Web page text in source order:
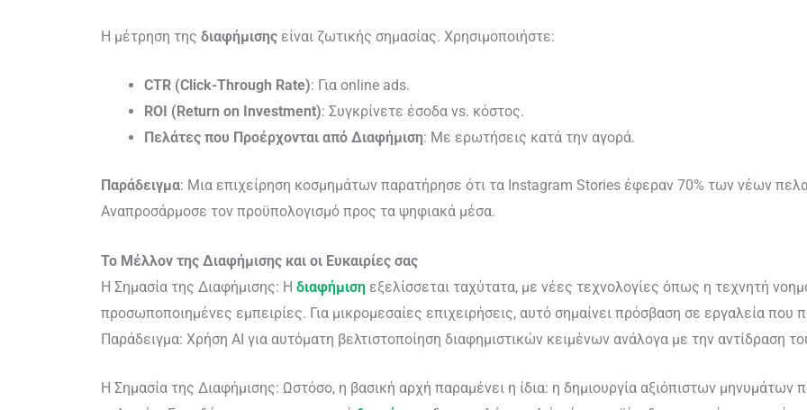
Η μέτρηση της διαφήμισης είναι ζωτικής σημασίας. Χρησιμοποιήστε:
CTR (Click-Through Rate): Για online ads.
ROI (Return on Investment): Συγκρίνετε έσοδα vs. κόστος.
Πελάτες που Προέρχονται από Διαφήμιση: Με ερωτήσεις κατά την αγορά.
Παράδειγμα: Μια επιχείρηση κοσμημάτων παρατήρησε ότι τα Instagram Stories έφεραν 70% των νέων
Αναπροσάρμοσε τον προϋπολογισμό προς τα ψηφιακά μέσα.
Το Μέλλον της Διαφήμισης και οι Ευκαιρίες σας
Η Σημασία της Διαφήμισης: Η διαφήμιση εξελίσσεται ταχύτατα, με νέες τεχνολογίες όπως η τεχνητή
προσωποποιημένες εμπειρίες. Για μικρομεσαίες επιχειρήσεις, αυτό σημαίνει πρόσβαση σε εργαλεία
Παράδειγμα: Χρήση AI για αυτόματη βελτιστοποίηση διαφημιστικών κειμένων ανάλογα με την αντίδραση
Η Σημασία της Διαφήμισης: Ωστόσο, η βασική αρχή παραμένει η ίδια: η δημιουργία αξιόπιστων μηνυμάτων